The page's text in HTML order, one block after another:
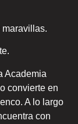
Academia
convierte en
A lo largo
con